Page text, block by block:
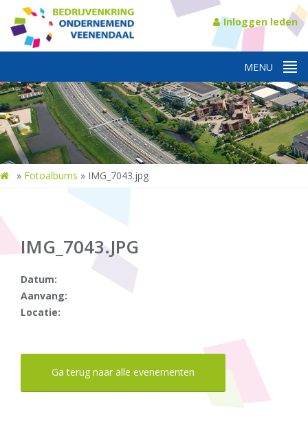
Inloggen leden
» Fotoalbums » IMG_7043.jpg
IMG_7043.JPG
Datum:
Aanvang:
Locatie:
Ga terug naar alle evenementen